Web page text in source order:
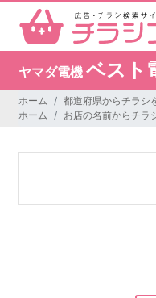
ヤマダ電機 ベスト
ホーム 都道府県からチラシ
ホーム
お店の名前からチラ